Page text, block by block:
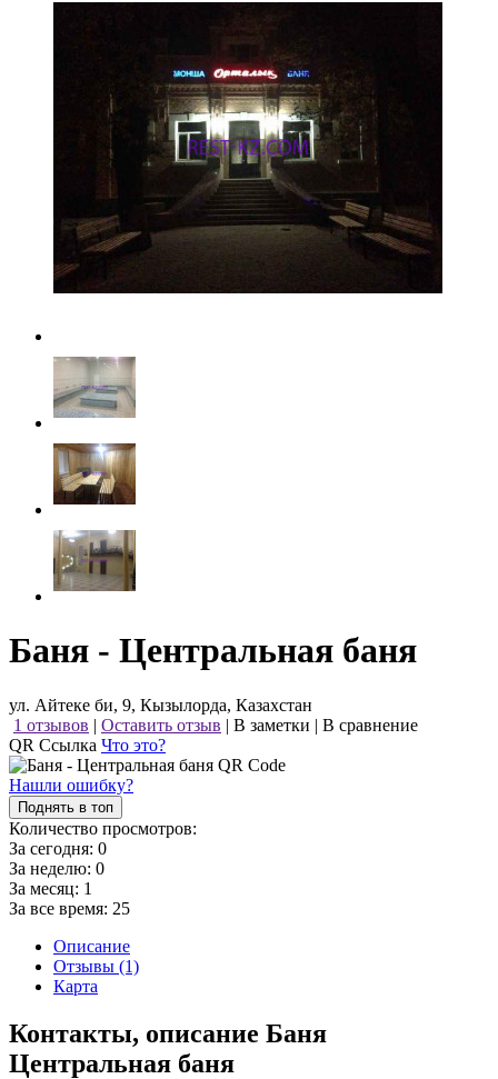
Баня - Центральная баня
ул. Айтеке би, 9, Кызылорда, Казахстан
1 отзывов | Оставить отзыв | В заметки | В сравнение
QR Ссылка Что это?
Нашли ошибку?
Поднять в топ
Количество просмотров:
За сегодня: 0
За неделю: 0
За месяц: 1
За все время: 25
Описание
Отзывы (1)
Карта
Контакты, описание Баня
Центральная баня